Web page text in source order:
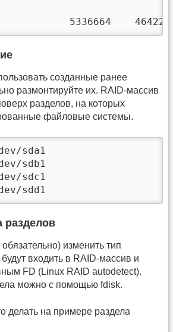
5336664    464228
созданные ранее
размонтируйте их. RAID-массив
разделов, на которых
файловые системы.
sda1
sdb1
sdc1
sdd1
разделов
изменить тип
входить в RAID-массив и
FD (Linux RAID autodetect).
можно с помощью fdisk.
делать на примере раздела